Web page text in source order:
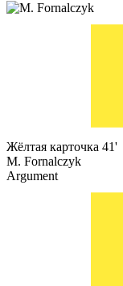
Жёлтая карточка 41'
M. Fornalczyk
Argument